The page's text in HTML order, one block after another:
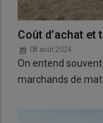
Coût d’achat
08 août 2024
On entend
marchands de